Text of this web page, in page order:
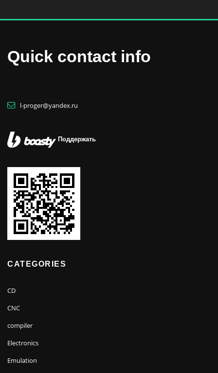
Quick contact info
l-proger@yandex.ru
Поддержать
CATEGORIES
CD
CNC
compiler
Electronics
Emulation